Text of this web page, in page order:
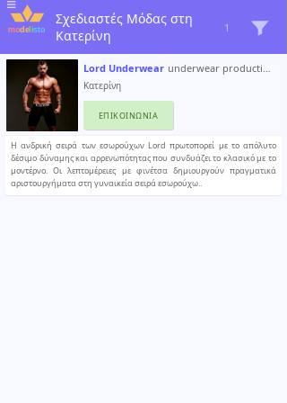
Σχεδιαστές Μόδας στη
Κατερίνη
1
Lord Underwear underwear production
Κατερίνη
ΕΠΙΚΟΙΝΩΝΊΑ
Η ανδρική σειρά των εσωρούχων Lord πρωτοπορεί με το απόλυτο
δέσιμο δύναμης και αρρενωπότητας που συνδυάζει το κλασικό με το
μοντέρνο. Οι λεπτομέρειες με φινέτσα δημιουργούν πραγματικά
αριστουργήματα στη γυναικεία σειρά εσωρούχω..